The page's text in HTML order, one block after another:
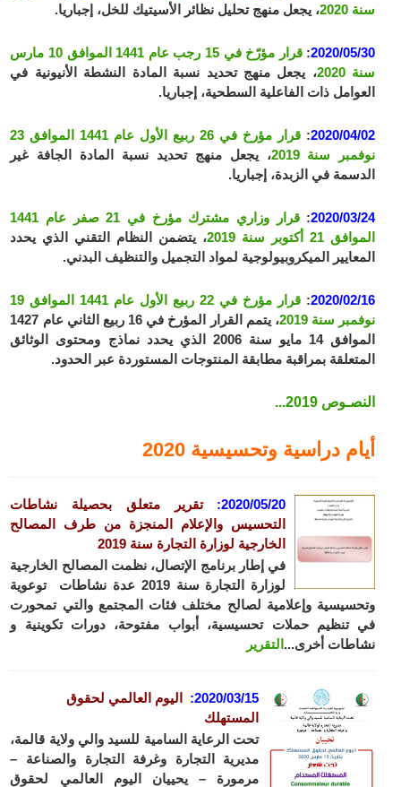
سنة 2020
، يجعل منهج تحليل نظائر الأسيتيك للخل، إجباريا.
2020/05/30
:
قرار مؤرّخ في 15 رجب عام 1441 الموافق 10 مارس
سنة 2020
، يجعل منهج تحديد نسبة المادة النشطة الأنيونية في
العوامل ذات الفاعلية السطحية، إجباريا.
2020/04/02
:
قرار مؤرخ في 26 ربيع الأول عام 1441 الموافق 23
نوفمبر سنة 2019
، يجعل منهج تحديد نسبة المادة الجافة غير
الدسمة في الزبدة، إجباريا.
2020/03/24
:
قرار وزاري مشترك مؤرخ في 21 صفر عام 1441
الموافق 21 أكتوبر سنة 2019
، يتضمن النظام التقني الذي يحدد
المعايير الميكروبيولوجية لمواد التجميل والتنظيف البدني.
2020/02/16
:
قرار مؤرخ في 22 ربيع الأول عام 1441 الموافق 19
نوفمبر سنة 2019
، يتمم القرار المؤرخ في 16 ربيع الثاني عام 1427
الموافق 14 مايو سنة 2006 الذي يحدد نماذج ومحتوى الوثائق
المتعلقة بمراقبة مطابقة المنتوجات المستوردة عبر الحدود.
النصـوص 2019...
أيام دراسية وتحسيسية 2020
2020/05/20
:
تقرير متعلق بحصيلة نشاطات
التحسيس والإعلام المنجزة من طرف المصالح
الخارجية لوزارة التجارة سنة 2019
في إطار برنامج الإتصال، نظمت المصالح الخارجية
لوزارة التجارة سنة 2019 عدة نشاطات توعوية
وتحسيسية وإعلامية لصالح مختلف فئات المجتمع والتي تمحورت
في تنظيم حملات تحسيسية، أبواب مفتوحة، دورات تكوينية و
نشاطات أخرى... التقرير
2020/03/15
: اليوم العالمي لحقوق
المستهلك
تحت الرعاية السامية للسيد والي ولاية قالمة،
مديرية التجارة وغرفة التجارة والصناعة –
مرمورة – يحييان اليوم العالمي لحقوق